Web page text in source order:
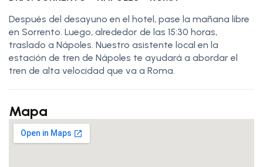
Después del desayuno en el hotel, pase la mañana libre
en Sorrento. Luego, alrededor de las 15:30 horas,
traslado a Nápoles. Nuestro asistente local en la
estación de tren de Nápoles te ayudará a abordar el
tren de alta velocidad que va a Roma.
Mapa